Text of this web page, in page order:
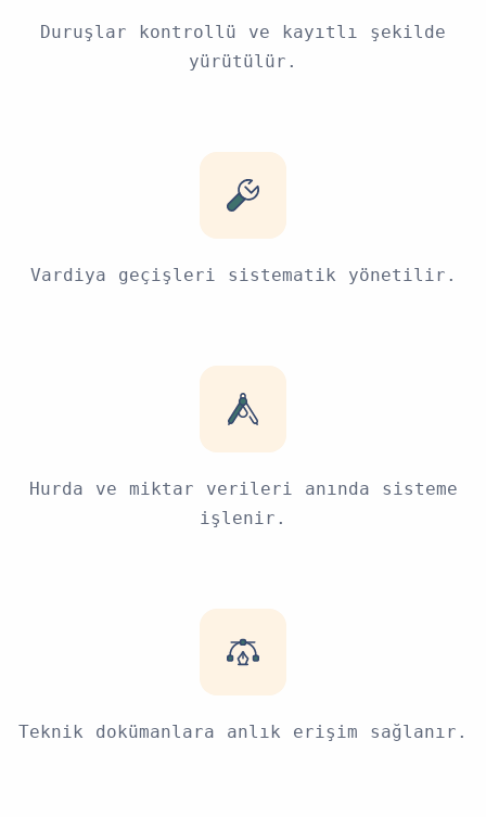
Duruşlar kontrollü ve kayıtlı şekilde
yürütülür.
Vardiya geçişleri sistematik yönetilir.
Hurda ve miktar verileri anında sisteme
işlenir.
Teknik dokümanlara anlık erişim sağlanır.